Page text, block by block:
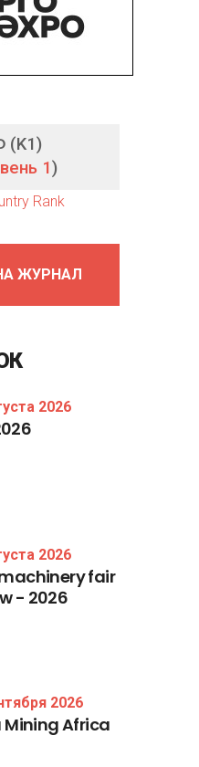
(K1)
1)
ЖУРНАЛ
2026
2026
fair
- 2026
2026
MiningAfrica